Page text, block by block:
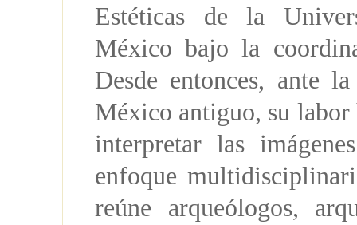
Estéticas de la
México bajo la
Desde entonces, ante
México antiguo, su labor
interpretar las
enfoque
reúne arqueólogos,